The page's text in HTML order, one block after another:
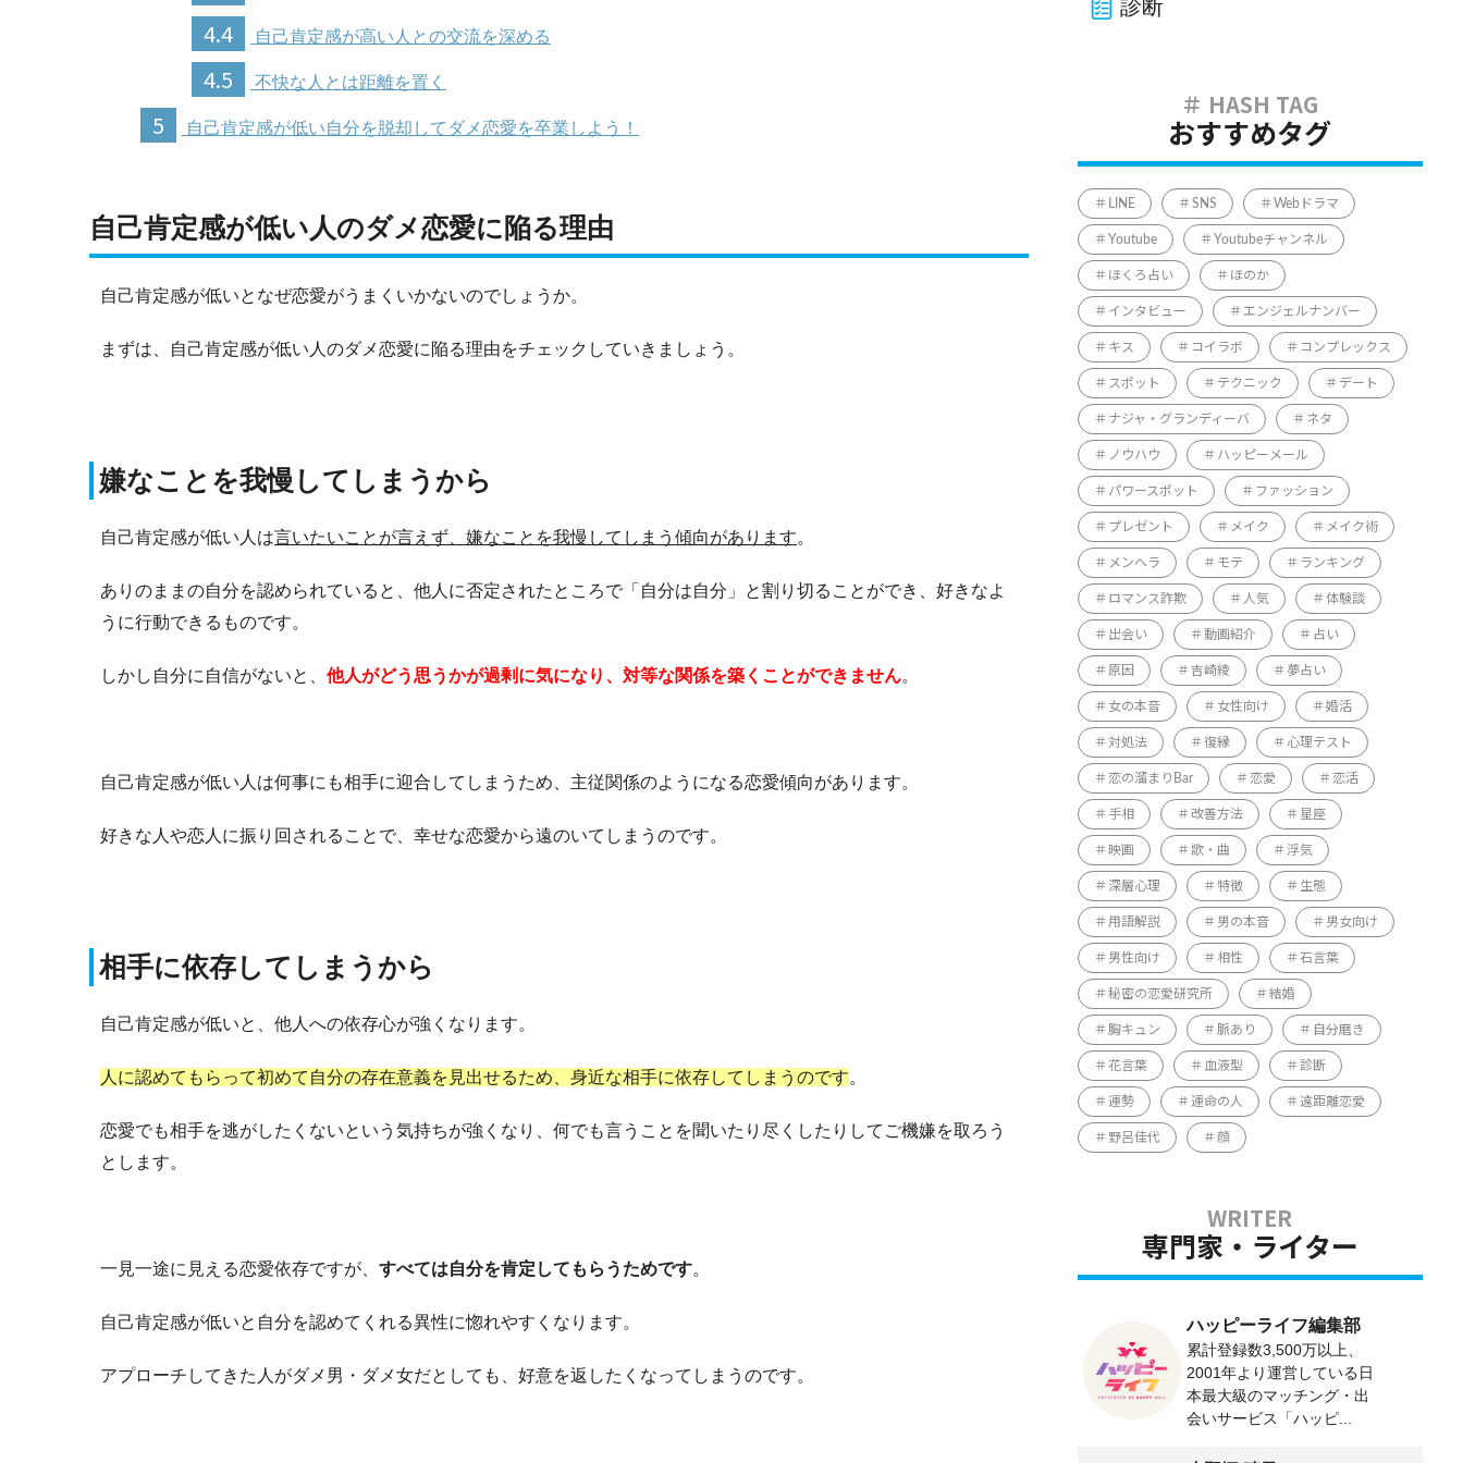
4.4 自己肯定感が高い人との交流を深める
4.5 不快な人とは距離を置く
5 自己肯定感が低い自分を脱却してダメ恋愛を卒業しよう！
自己肯定感が低い人のダメ恋愛に陥る理由
自己肯定感が低いとなぜ恋愛がうまくいかないのでしょうか。
まずは、自己肯定感が低い人のダメ恋愛に陥る理由をチェックしていきましょう。
嫌なことを我慢してしまうから
自己肯定感が低い人は言いたいことが言えず、嫌なことを我慢してしまう傾向があります。
ありのままの自分を認められていると、他人に否定されたところで「自分は自分」と割り切ることができ、好きなよ
うに行動できるものです。
しかし自分に自信がないと、 他人がどう思うかが過剰に気になり、対等な関係を築くことができません。
自己肯定感が低い人は何事にも相手に迎合してしまうため、主従関係のようになる恋愛傾向があります。
好きな人や恋人に振り回されることで、幸せな恋愛から遠のいてしまうのです。
相手に依存してしまうから
自己肯定感が低いと、他人への依存心が強くなります。
人に認めてもらって初めて自分の存在意義を見出せるため、身近な相手に依存してしまうのです。
恋愛でも相手を逃がしたくないという気持ちが強くなり、何でも言うことを聞いたり尽くしたりしてご機嫌を取ろう
とします。
一見一途に見える恋愛依存ですが、 すべては自分を肯定してもらうためです。
自己肯定感が低いと自分を認めてくれる異性に惚れやすくなります。
アプローチしてきた人がダメ男・ダメ女だとしても、好意を返したくなってしまうのです。
診断
おすすめタグ
LINE SNS Webドラマ
Youtube Youtubeチャンネル
ほくろ占い ほのか
インタビュー エンジェルナンバー
キス コイラボ コンプレックス
スポット テクニック デート
ナジャ・グランディーバ ネタ
ノウハウ ハッピーメール
パワースポット ファッション
プレゼント メイク メイク術
メンヘラ モテ ランキング
ロマンス詐欺 人気 体験談
出会い 動画紹介 占い
原因 吉崎綾 夢占い
女の本音 女性向け 婚活
対処法 復縁 心理テスト
恋の溜まりBar 恋愛 恋活
手相 改善方法 星座
映画 歌・曲 浮気
深層心理 特徴 生態
用語解説 男の本音 男女向け
男性向け 相性 石言葉
秘密の恋愛研究所 結婚
胸キュン 脈あり 自分磨き
花言葉 血液型 診断
運勢 運命の人 遠距離恋愛
野呂佳代 顔
専門家・ライター
ハッピーライフ編集部
累計登録数3,500万以上、
2001年より運営している日
本最大級のマッチング・出
会いサービス「ハッピ...